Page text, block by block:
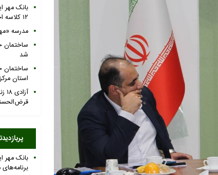
بانک مهر
۱۲ کلاسه احداث می‌کند
مدرسه
شد
ساختمان
استان